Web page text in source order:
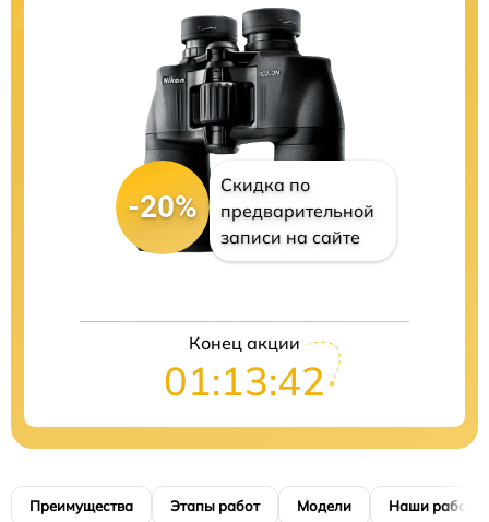
-20%
Скидка по
предварительной
записи на сайте
Конец акции
01:13:41
Преимущества Этапы работ Модели Наши работы